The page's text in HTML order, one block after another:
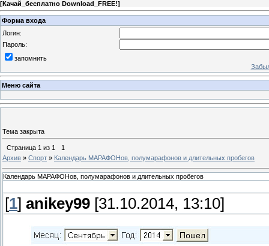
[Качай_бесплатно Download_FREE!]
Форма входа
Логин:
Пароль:
запомнить
Меню сайта
Тема закрыта
Страница 1 из 1
1
Архив » Спорт » Календарь МАРАФОНов, полумарафонов и длительных пробегов
Календарь МАРАФОНов, полумарафонов и длительных пробегов
[1] anikey99 [31.10.2014, 13:10]